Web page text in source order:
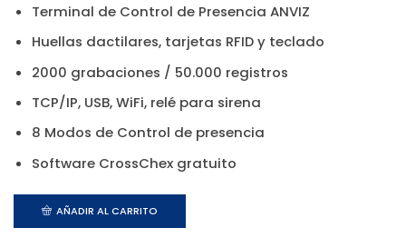
Terminal de Control de Presencia ANVIZ
Huellas dactilares, tarjetas RFID y teclado
2000 grabaciones / 50.000 registros
TCP/IP, USB, WiFi, relé para sirena
8 Modos de Control de presencia
Software CrossChex gratuito
AÑADIR AL CARRITO